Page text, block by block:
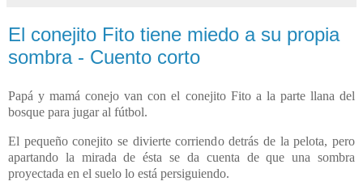
El conejito Fito tiene miedo a su propia
sombra - Cuento corto
Papá y mamá conejo van con el conejito Fito a la parte llana del
bosque para jugar al fútbol.
El pequeño conejito se divierte corriendo detrás de la pelota, pero
apartando la mirada de ésta se da cuenta de que una sombra
proyectada en el suelo lo está persiguiendo.